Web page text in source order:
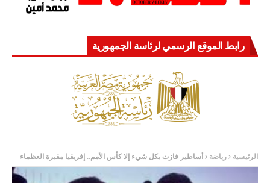
رابط الموقع الرسمي لرئاسة الجمهورية
الرئيسية رياضة أساطير فازت بكل شيء إلا كأس الأمم.. إفريقيا مقبرة العظماء